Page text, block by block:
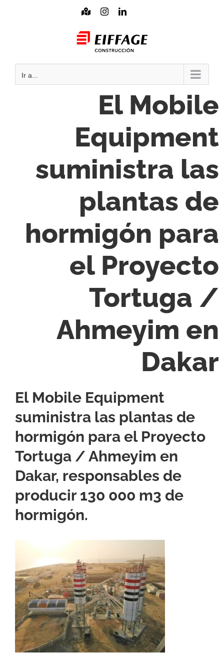
MapaInstagramLinkedIn
Ir a...
El Mobile
Equipment
suministra las
plantas de
hormigón para
el Proyecto
Tortuga /
Ahmeyim en
Dakar
El Mobile Equipment
suministra las plantas de
hormigón para el Proyecto
Tortuga / Ahmeyim en
Dakar, responsables de
producir 130 000 m3 de
hormigón.